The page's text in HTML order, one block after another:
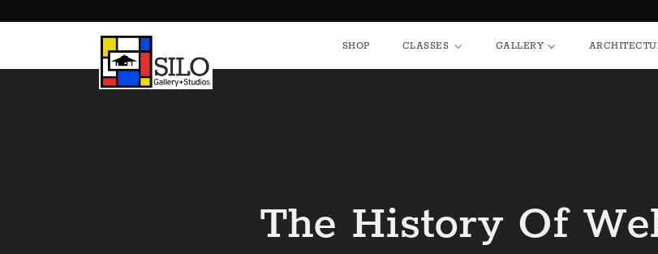
SHOP CLASSES GALLERY
The History Of